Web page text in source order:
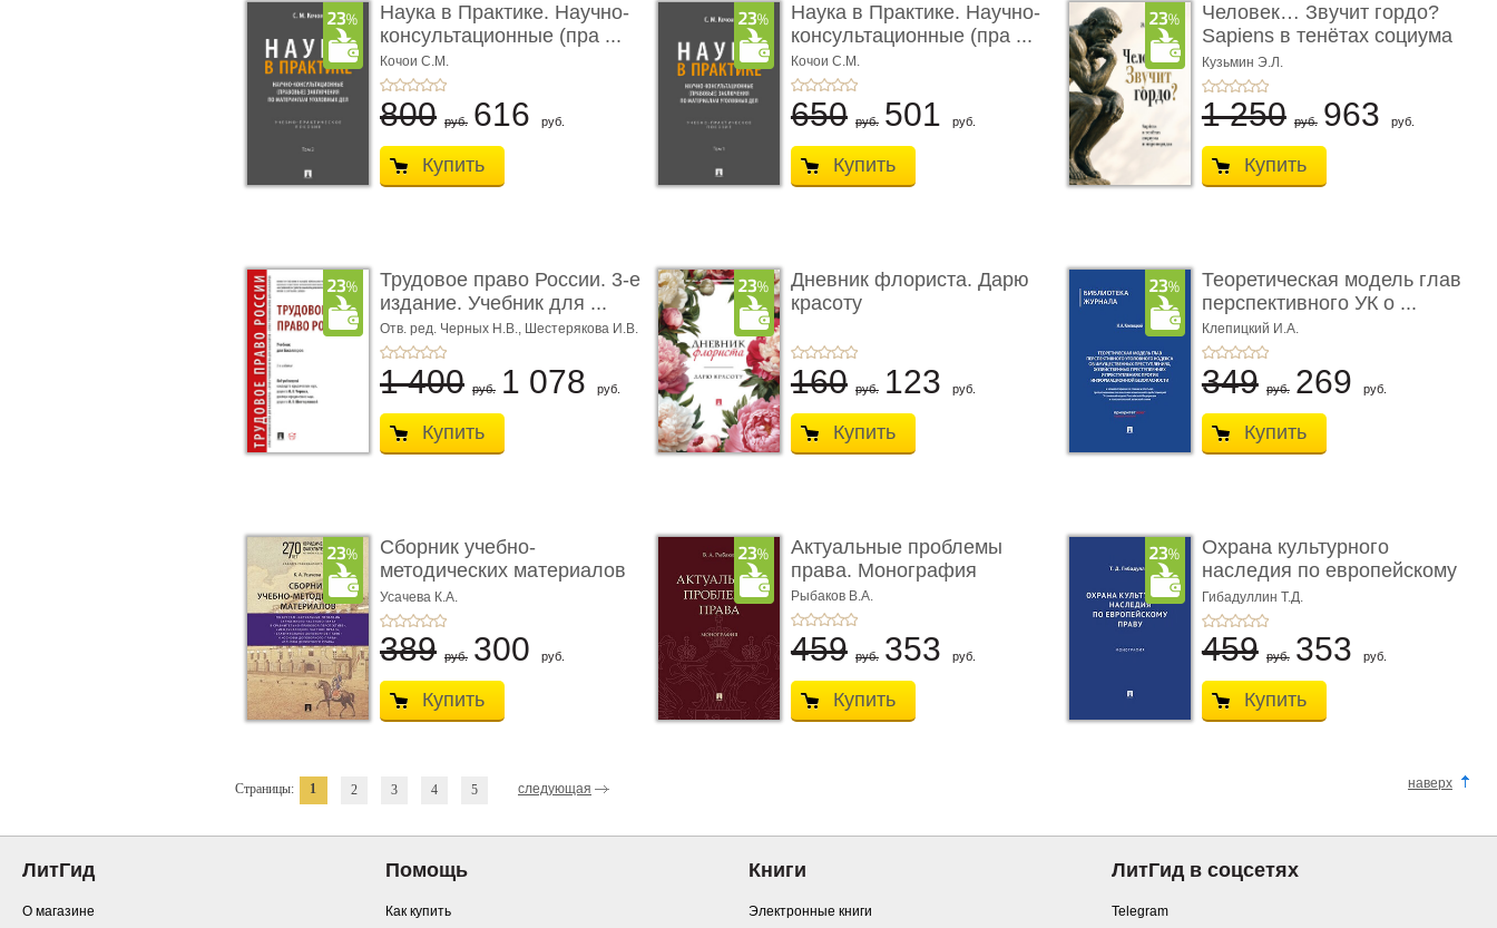
Наука в Практике. Научно-
консультационные (пра ...
Кочои С.М.
800 руб. 616 руб.
Купить
Наука в Практике. Научно-
консультационные (пра ...
Кочои С.М.
650 руб. 501 руб.
Купить
Человек… Звучит гордо?
Sapiens в тенётах социума
� ...
Кузьмин Э.Л.
1 250 руб. 963 руб.
Купить
Трудовое право России. 3-е
издание. Учебник для ...
Отв. ред. Черных Н.В., Шестерякова И.В.
1 400 руб. 1 078 руб.
Купить
Дневник флориста. Дарю
красоту
160 руб. 123 руб.
Купить
Теоретическая модель глав
перспективного УК о ...
Клепицкий И.А.
349 руб. 269 руб.
Купить
Сборник учебно-
методических материалов
по кур ...
Усачева К.А.
389 руб. 300 руб.
Купить
Актуальные проблемы
права. Монография
Рыбаков В.А.
459 руб. 353 руб.
Купить
Охрана культурного
наследия по европейскому
п ...
Гибадуллин Т.Д.
459 руб. 353 руб.
Купить
Страницы: 1 2 3 4 5 следующая наверх
ЛитГид
О магазине
Помощь
Как купить
Книги
Электронные книги
ЛитГид в соцсетях
Telegram